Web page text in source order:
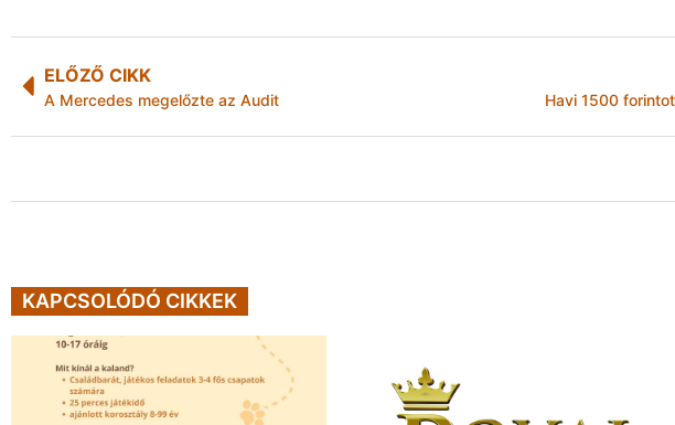
ELŐZŐ CIKK
A Mercedes megelőzte az Audit
KAPCSOLÓDÓ CIKKEK